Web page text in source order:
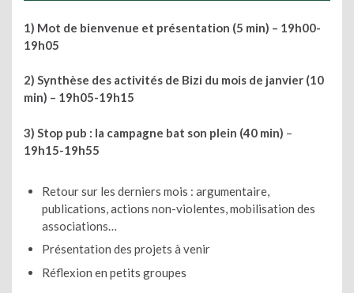
1) Mot de bienvenue et présentation (5 min) – 19h00-
19h05
2) Synthèse des activités de Bizi du mois de janvier (10
min) – 19h05-19h15
3) Stop pub : la campagne bat son plein (40 min) –
19h15-19h55
Retour sur les derniers mois : argumentaire,
publications, actions non-violentes, mobilisation des
associations…
Présentation des projets à venir
Réflexion en petits groupes